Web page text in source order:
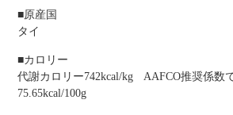
■原産国
タイ
■カロリー
代謝カロリー742kcal/kg AAFCO推奨係数
75.65kcal/100g